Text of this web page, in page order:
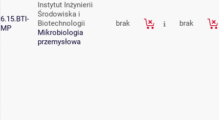
6.15.BTI-
MP
Instytut Inżynierii
Środowiska i
Biotechnologii
Mikrobiologia
przemysłowa
brak brak